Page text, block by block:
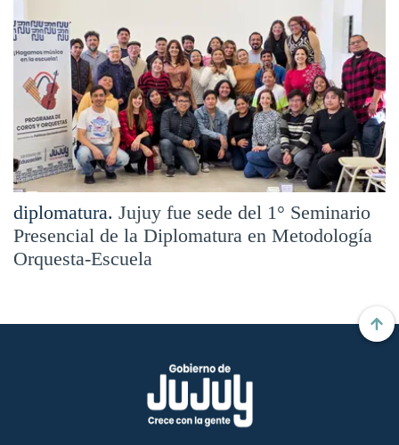
diplomatura. Jujuy fue sede del 1° Seminario
Presencial de la Diplomatura en Metodología
Orquesta-Escuela